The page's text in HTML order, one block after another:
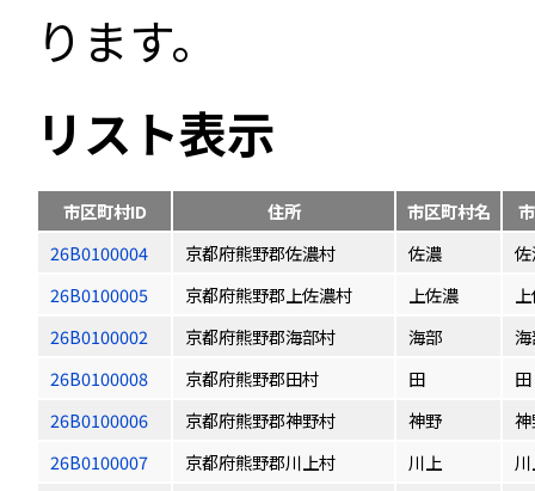
ります。
リスト表示
市区町村ID 住所 市区町村名
26B0100004
京都府熊野郡佐濃村 佐濃
26B0100005
京都府熊野郡上佐濃村 上佐濃
26B0100002
京都府熊野郡海部村 海部
26B0100008
京都府熊野郡田村 田
田
26B0100006
京都府熊野郡神野村 神野
26B0100007
京都府熊野郡川上村 川上